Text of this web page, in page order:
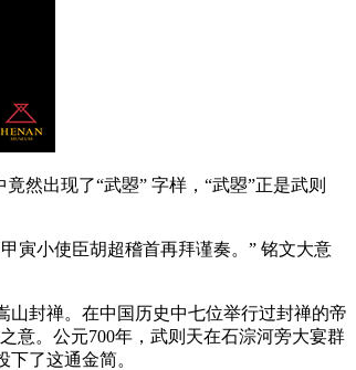
然出现了“武曌” 字样，“武曌”正是武则
寅小使臣胡超稽首再拜谨奏。” 铭文大意
封禅。在中国历史中七位举行过封禅的帝
意。公元700年，武则天在石淙河旁大宴群
了这通金简。